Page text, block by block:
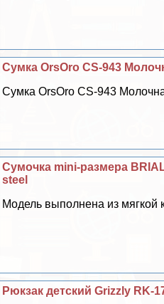
Сумка OrsOro CS-943
Сумка OrsOro CS-943
Сумочка mini-размера
steel
Модель выполнена из мягкой
Рюкзак детский Grizzly RK-